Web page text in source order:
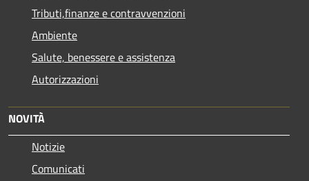
Tributi,finanze e contravvenzioni
Ambiente
Salute, benessere e assistenza
Autorizzazioni
NOVITÀ
Notizie
Comunicati